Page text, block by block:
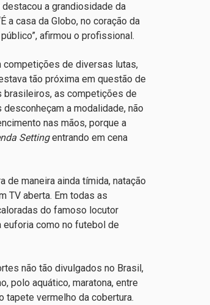
a grandiosidade da
a casa da Globo, no coração da
afirmou o profissional.
competições de diversas lutas,
tão próxima em questão de
brasileiros, as competições de
a modalidade, não
nas mãos, porque a
Settingentrando em cena
de maneira ainda tímida, natação
TV aberta. Em todas as
do famoso locutor
euforia como no futebol de
não tão divulgados no Brasil,
polo aquático, maratona, entre
tapete vermelho da cobertura.